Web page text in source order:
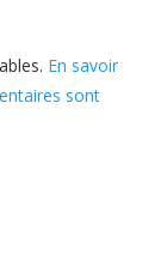
En savoir
sont